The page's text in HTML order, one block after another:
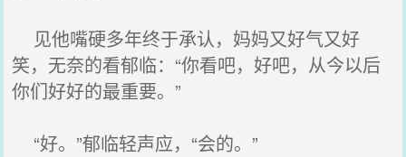
见他嘴硬多年终于承认，妈妈又好气又好
笑，无奈的看郁临：“你看吧，好吧，从今以后
你们好好的最重要。”
“好。”郁临轻声应，“会的。”